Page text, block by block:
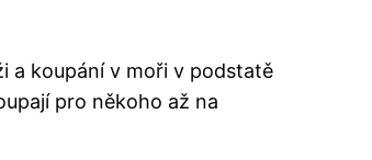
a koupání v moři v podstatě
pro někoho až na